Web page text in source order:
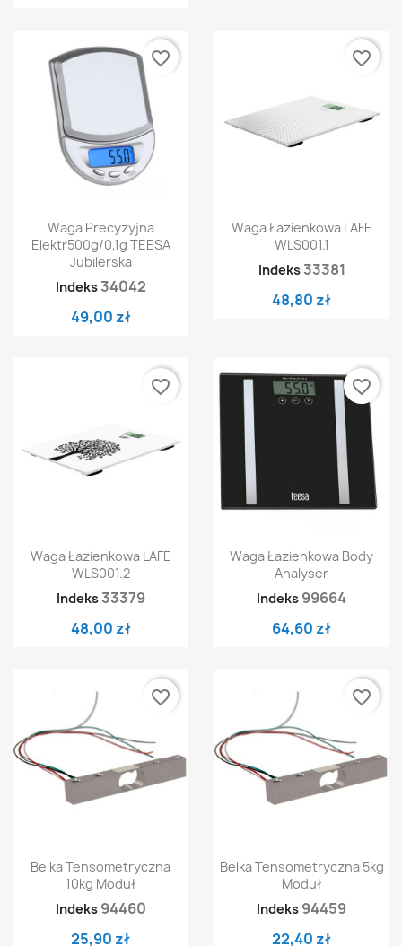
Waga Precyzyjna
Elektr500g/0,1g TEESA
Jubilerska
Indeks 34042
49,00 zł
favorite_border
Waga Łazienkowa LAFE
WLS001.1
Indeks 33381
48,80 zł
favorite_border
Waga Łazienkowa LAFE
WLS001.2
Indeks 33379
48,00 zł
favorite_border
Waga Łazienkowa Body
Analyser
Indeks 99664
64,60 zł
favorite_border
Belka Tensometryczna
10kg Moduł
Indeks 94460
25,90 zł
favorite_border
Belka Tensometryczna 5kg
Moduł
Indeks 94459
22,40 zł
favorite_border